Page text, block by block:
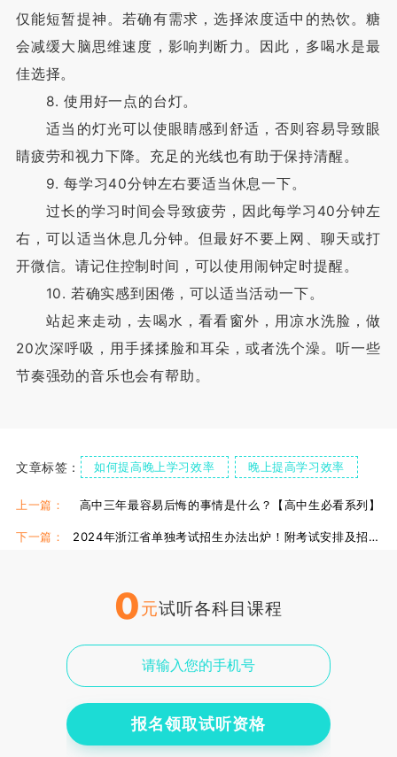
仅能短暂提神。若确有需求，选择浓度适中的热饮。糖
会减缓大脑思维速度，影响判断力。因此，多喝水是最
佳选择。
8. 使用好一点的台灯。
适当的灯光可以使眼睛感到舒适，否则容易导致眼
睛疲劳和视力下降。充足的光线也有助于保持清醒。
9. 每学习40分钟左右要适当休息一下。
过长的学习时间会导致疲劳，因此每学习40分钟左
右，可以适当休息几分钟。但最好不要上网、聊天或打
开微信。请记住控制时间，可以使用闹钟定时提醒。
10. 若确实感到困倦，可以适当活动一下。
站起来走动，去喝水，看看窗外，用凉水洗脸，做
20次深呼吸，用手揉揉脸和耳朵，或者洗个澡。听一些
节奏强劲的音乐也会有帮助。
文章标签： 如何提高晚上学习效率 晚上提高学习效率
晚上如何提高学习效率
上一篇： 高中三年最容易后悔的事情是什么？【高中生必看系列】
下一篇： 2024年浙江省单独考试招生办法出炉！附考试安排及招录办法！
0元试听各科目课程
报名领取试听资格